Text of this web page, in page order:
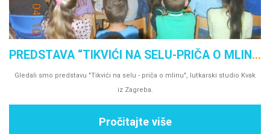
PREDSTAVA “TIKVIĆI NA SELU-PRIČA O MLINU”
Gledali smo predstavu "Tikvići na selu - priča o mlinu", lutkarski studio Kvak
iz Zagreba.
Pročitajte više